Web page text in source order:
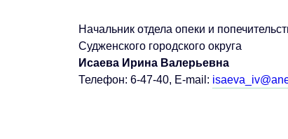
Начальник отдела опеки и
Судженского городского округа
Исаева Ирина Валерьевна
Телефон: 6-47-40, E-mail: